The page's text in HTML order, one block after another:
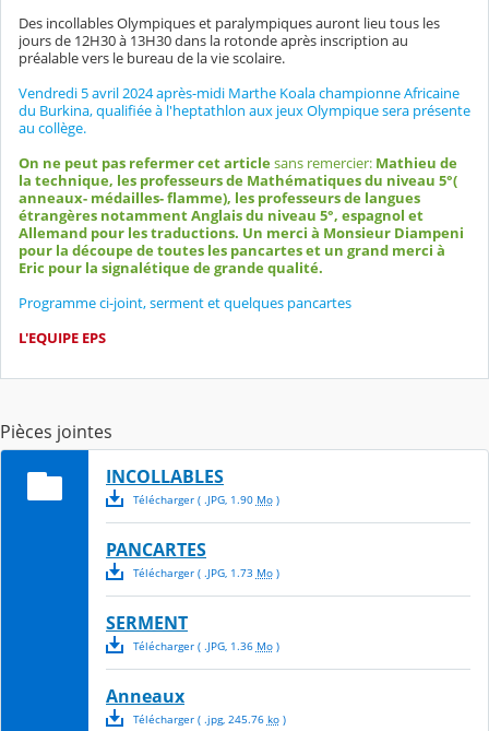
Des incollables Olympiques et paralympiques auront lieu tous les
jours de 12H30 à 13H30 dans la rotonde après inscription au
préalable vers le bureau de la vie scolaire.
Vendredi 5 avril 2024 après-midi Marthe Koala championne Africaine
du Burkina, qualifiée à l'heptathlon aux jeux Olympique sera présente
au collège.
On ne peut pas refermer cet articlesans remercier: Mathieu de
la technique, les professeurs de Mathématiques du niveau 5°(
anneaux- médailles- flamme), les professeurs de langues
étrangères notamment Anglais du niveau 5°, espagnol et
Allemand pour les traductions. Un merci à Monsieur Diampeni
pour la découpe de toutes les pancartes et un grand merci à
Eric pour la signalétique de grande qualité.
Programme ci-joint, serment et quelques pancartes
L'EQUIPE EPS
Pièces jointes
INCOLLABLES
Télécharger( .JPG, 1.90 Mo)
PANCARTES
Télécharger( .JPG, 1.73 Mo)
SERMENT
Télécharger( .JPG, 1.36 Mo)
Anneaux
Télécharger( .jpg, 245.76 ko)